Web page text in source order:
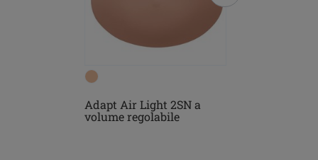
Adapt Air Light 2SN a
volume regolabile